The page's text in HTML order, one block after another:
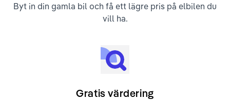
Byt in din gamla bil och få ett lägre pris på elbilen du
vill ha.
Gratis värdering